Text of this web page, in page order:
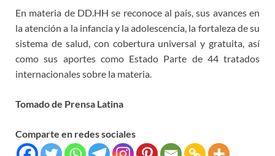
En materia de DD.HH se reconoce al país, sus avances en
la atención a la infancia y la adolescencia, la fortaleza de su
sistema de salud, con cobertura universal y gratuita, así
como sus aportes como Estado Parte de 44 tratados
internacionales sobre la materia.
Tomado de Prensa Latina
Comparte en redes sociales